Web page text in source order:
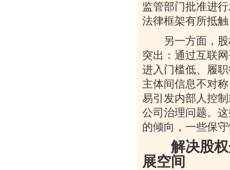
监管部门批准进
法律框架有所抵
另一方面，股
突出：通过互联
进入门槛低、履
主体间信息不对
易引发内部人控
公司治理问题。
的倾向，一些保
解决股权
展空间